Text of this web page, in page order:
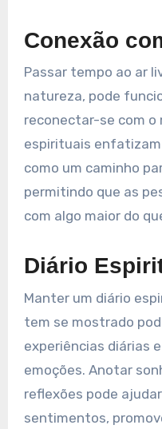
Conexão
Passar tempo ao ar
natureza, pode
reconectar-se com o
espirituais
como um caminho
permitindo que as
com algo maior do
Diário
Manter um diário
tem se mostrado
experiências diárias
emoções. Anotar
reflexões pode
sentimentos,